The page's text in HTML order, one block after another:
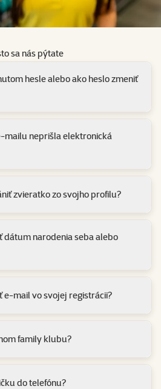
sa nás pýtate
hesle alebo ako heslo zmeniť
mailu neprišla elektronická
zvieratko zo svojho profilu?
dátum narodenia seba alebo
e-mail vo svojej registrácii?
family klubu?
do telefónu?